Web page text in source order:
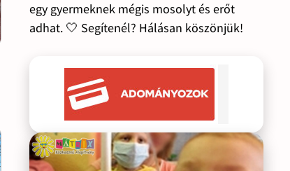
egy gyermeknek mégis mosolyt és erőt
adhat. 🤍 Segítenél? Hálásan köszönjük!